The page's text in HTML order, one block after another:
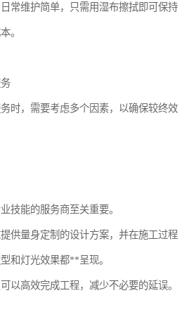
常维护简单，只需用湿布擦拭即可保持
。
时，需要考虑多个因素，以确保较终效
技能的服务商至关重要。
供量身定制的设计方案，并在施工过程
和灯光效果都**呈现。
以高效完成工程，减少不必要的延误。